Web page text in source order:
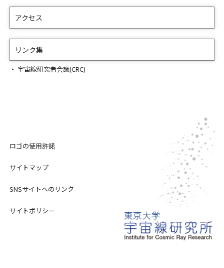
アクセス
リンク集
宇宙線研究者会議(CRC)
ロゴの使用許諾
サイトマップ
SNSサイトへのリンク
サイトポリシー